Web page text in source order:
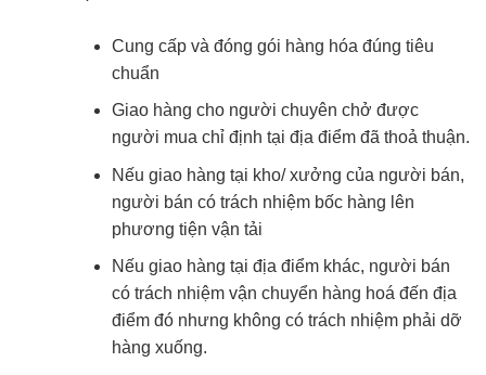
Cung cấp và đóng gói hàng hóa đúng tiêu
chuẩn
Giao hàng cho người chuyên chở được
người mua chỉ định tại địa điểm đã thoả thuận.
Nếu giao hàng tại kho/ xưởng của người bán,
người bán có trách nhiệm bốc hàng lên
phương tiện vận tải
Nếu giao hàng tại địa điểm khác, người bán
có trách nhiệm vận chuyển hàng hoá đến địa
điểm đó nhưng không có trách nhiệm phải dỡ
hàng xuống.